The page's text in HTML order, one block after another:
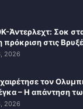
Άντερλεχτ: Σοκ
πρόκριση στις
2026
τον
– Η απάντηση
2026